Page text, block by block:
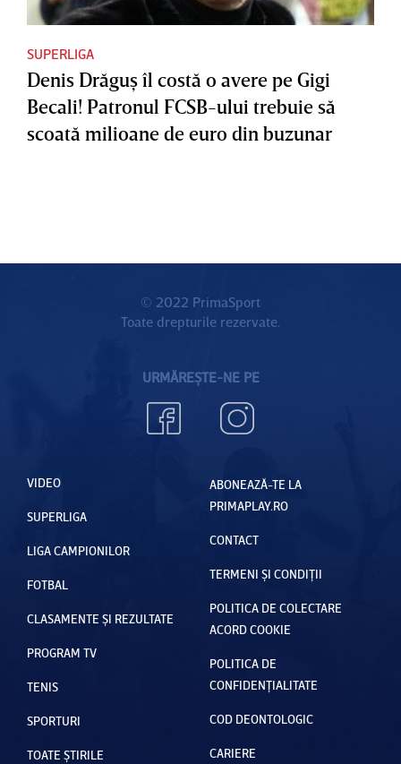
SUPERLIGA
Denis Drăguş îl costă o avere pe Gigi
Becali! Patronul FCSB-ului trebuie să
scoată milioane de euro din buzunar
© 2022 PrimaSport
Toate drepturile rezervate.
URMĂREȘTE-NE PE
VIDEO
SUPERLIGA
LIGA CAMPIONILOR
FOTBAL
CLASAMENTE ȘI REZULTATE
PROGRAM TV
TENIS
SPORTURI
TOATE ȘTIRILE
ABONEAZĂ-TE LA
PRIMAPLAY.RO
CONTACT
TERMENI ȘI CONDIȚII
POLITICA DE COLECTARE
ACORD COOKIE
POLITICA DE
CONFIDENȚIALITATE
COD DEONTOLOGIC
CARIERE